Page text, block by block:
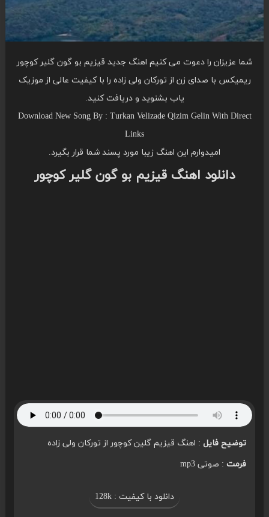
شما عزیزان را دعوت می کنیم اهنگ جدید قیزیم بو گون گلیر کوچور
ریمیکس با صدای زن از تورکان ولی زاده را با کیفیت عالی از موزیک
یاب بشنوید و دریافت کنید.
Download New Song By : Turkan Velizade Qizim Gelin With Direct
Links
امیدوارم این اهنگ زیبا مورد پسند شما قرار بگیرد.
دانلود اهنگ قیزیم بو گون گلیر کوچور
توضیح فایل: اهنگ قیزیم گلین کوچور از تورکان ولی زاده
فرمت: صوتی mp3
دانلود با کیفیت : 128k